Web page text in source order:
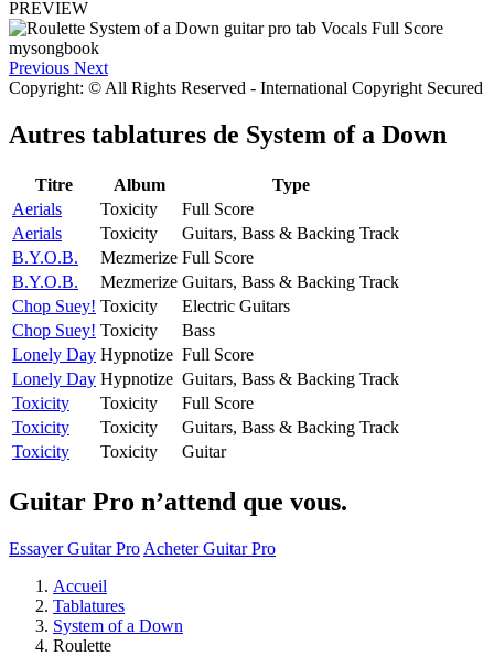
PREVIEW
Previous Next
Copyright: © All Rights Reserved - International Copyright Secured
Autres tablatures de System of a Down
Titre Album
Type
Aerials
Toxicity
Full Score
Aerials
Toxicity
Guitars, Bass & Backing Track
B.Y.O.B.
Mezmerize Full Score
B.Y.O.B.
Mezmerize Guitars, Bass & Backing Track
Chop Suey! Toxicity
Electric Guitars
Chop Suey! Toxicity
Bass
Lonely Day Hypnotize Full Score
Lonely Day Hypnotize Guitars, Bass & Backing Track
Toxicity
Toxicity
Full Score
Toxicity
Toxicity
Guitars, Bass & Backing Track
Toxicity
Toxicity Guitar
Guitar Pro n’attend que vous.
Essayer Guitar Pro Acheter Guitar Pro
Accueil
Tablatures
System of a Down
Roulette